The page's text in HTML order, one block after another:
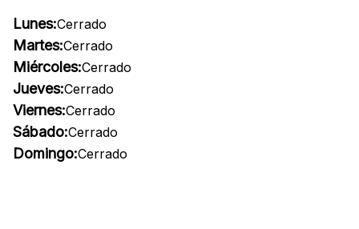
Lunes:Cerrado
Martes:Cerrado
Miércoles:Cerrado
Jueves:Cerrado
Viernes:Cerrado
Sábado:Cerrado
Domingo:Cerrado